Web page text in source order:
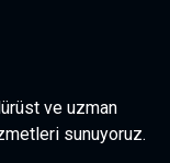
ve uzman
sunuyoruz.